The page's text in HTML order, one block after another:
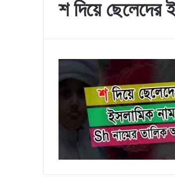
শ দিয়ে ছেলেদের